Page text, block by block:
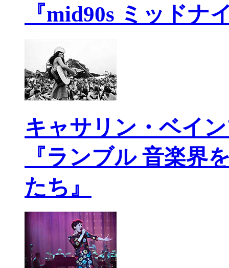
『mid90s ミッドナ
キャサリン・ベイ
『ランブル 音楽界
たち』